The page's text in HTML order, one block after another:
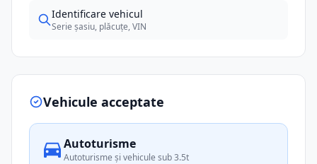
Identificare vehicul
Serie șasiu, plăcuțe, VIN
Vehicule acceptate
Autoturisme
Autoturisme și vehicule sub 3.5t